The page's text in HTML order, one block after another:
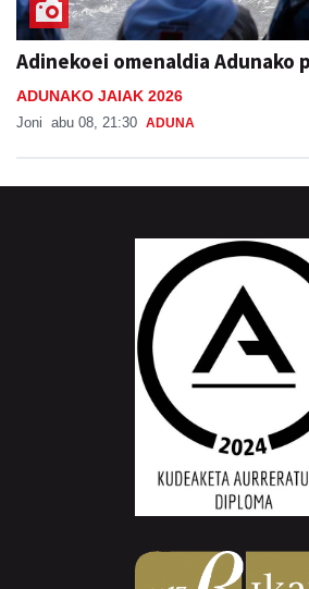
Adinekoei omenaldia Adunako
ADUNAKO JAIAK 2026
Joni abu 08, 21:30 ADUNA